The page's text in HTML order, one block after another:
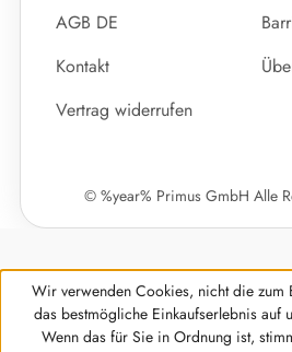
AGB DE
Kontakt
Vertrag widerrufen
© %year% Primus GmbH Alle
Wir verwenden Cookies, nicht die zum
das bestmögliche Einkaufserlebnis auf
Wenn das für Sie in Ordnung ist,